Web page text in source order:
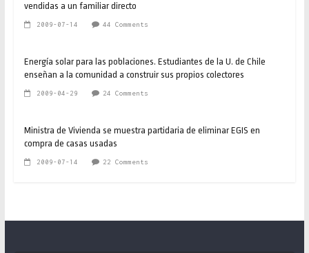
vendidas a un familiar directo
2009-07-14 44 Comments
Energía solar para las poblaciones. Estudiantes de la U. de Chile
enseñan a la comunidad a construir sus propios colectores
2009-04-29 24 Comments
Ministra de Vivienda se muestra partidaria de eliminar EGIS en
compra de casas usadas
2009-07-14 22 Comments